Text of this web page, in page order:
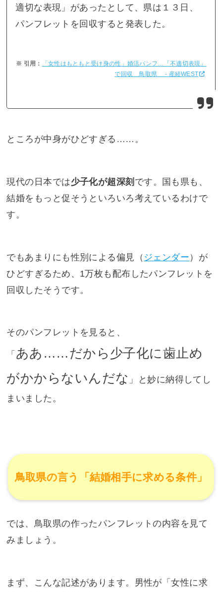
適切な表現」があったとして、県は１３日、
パンフレットを回収すると発表した。
「女性はもともと受け身の性」婚活パンフ…「不適切表現」
で回収 鳥取県 - 産経WEST
ところが中身がひどすぎる……。
現代の日本では少子化が超深刻 です。国も県も、
結婚をもっと促そうといろいろ考えているわけで
す。
でもあまりにも性別による偏見（ ジェンダー ）が
ひどすぎるため、1万枚も配布したパンフレットを
回収したそうです。
そのパンフレットを見ると、
「 ああ……だから少子化に歯止め
がかからないんだな 」と妙に納得してし
まいました。
鳥取県の言う「結婚相手に求める条件」
では、鳥取県の作ったパンフレットの内容を見て
みましょう。
まず、こんな記述があります。男性が「女性に求